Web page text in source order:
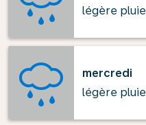
légère pluie
mercredi
légère pluie